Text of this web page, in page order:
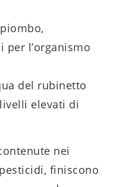
per l’organismo
del rubinetto
elevati di
nei
finiscono